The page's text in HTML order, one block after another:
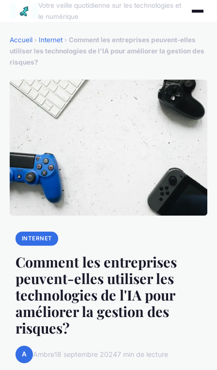
Votre veille quotidienne sur les technologies et
le numérique
Accueil › Internet › Comment les entreprises peuvent-elles
utiliser les technologies de l'IA pour améliorer la gestion des
risques?
INTERNET
Comment les entreprises
peuvent-elles utiliser les
technologies de l'IA pour
améliorer la gestion des
risques?
A Ambre18 septembre 20247 min de lecture